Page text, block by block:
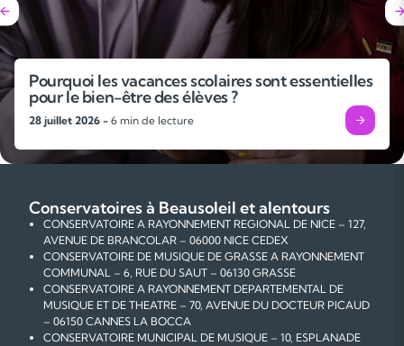
Pourquoi les vacances scolaires sont essentielles
pour le bien-être des élèves ?
28 juillet 2026 - 6 min de lecture
Conservatoires à Beausoleil et alentours
CONSERVATOIRE A RAYONNEMENT REGIONAL DE NICE – 127,
AVENUE DE BRANCOLAR – 06000 NICE CEDEX
CONSERVATOIRE DE MUSIQUE DE GRASSE A RAYONNEMENT
COMMUNAL – 6, RUE DU SAUT – 06130 GRASSE
CONSERVATOIRE A RAYONNEMENT DEPARTEMENTAL DE
MUSIQUE ET DE THEATRE – 70, AVENUE DU DOCTEUR PICAUD
– 06150 CANNES LA BOCCA
CONSERVATOIRE MUNICIPAL DE MUSIQUE – 10, ESPLANADE